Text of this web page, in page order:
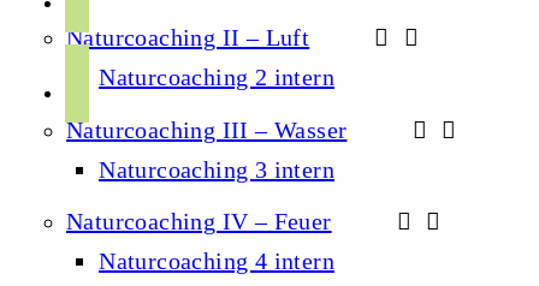
Naturcoaching II – Luft
Naturcoaching 2 intern
Naturcoaching III – Wasser
Naturcoaching 3 intern
Naturcoaching IV – Feuer
Naturcoaching 4 intern
k
g
a
u
b
o
f